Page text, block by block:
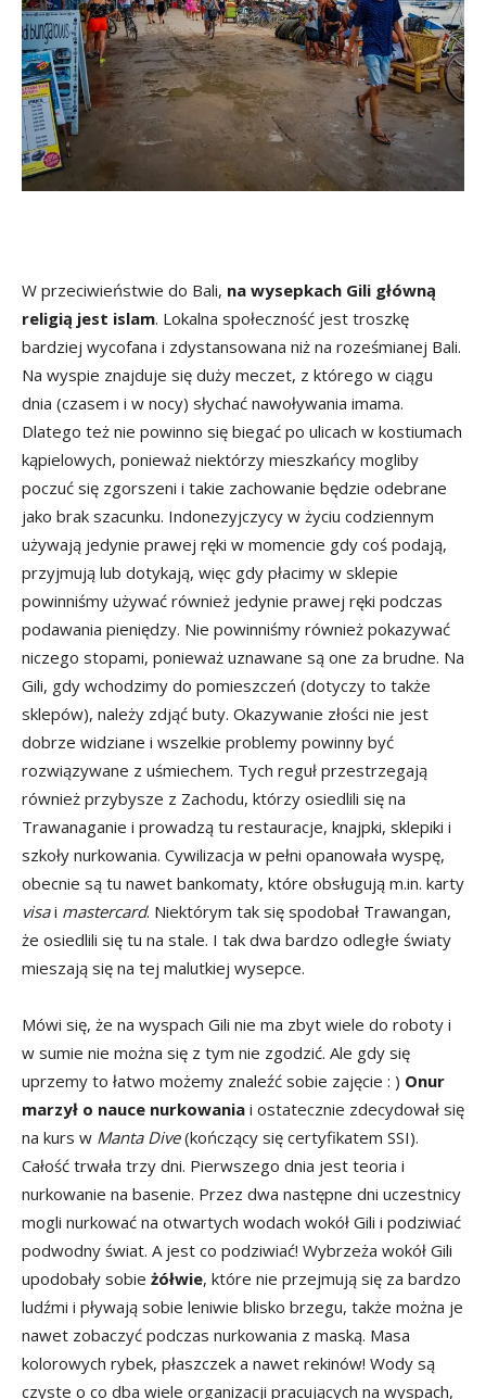
W przeciwieństwie do Bali, na wysepkach Gili główną
religią jest islam. Lokalna społeczność jest troszkę
bardziej wycofana i zdystansowana niż na roześmianej Bali.
Na wyspie znajduje się duży meczet, z którego w ciągu
dnia (czasem i w nocy) słychać nawoływania imama.
Dlatego też nie powinno się biegać po ulicach w kostiumach
kąpielowych, ponieważ niektórzy mieszkańcy mogliby
poczuć się zgorszeni i takie zachowanie będzie odebrane
jako brak szacunku. Indonezyjczycy w życiu codziennym
używają jedynie prawej ręki w momencie gdy coś podają,
przyjmują lub dotykają, więc gdy płacimy w sklepie
powinniśmy używać również jedynie prawej ręki podczas
podawania pieniędzy. Nie powinniśmy również pokazywać
niczego stopami, ponieważ uznawane są one za brudne. Na
Gili, gdy wchodzimy do pomieszczeń (dotyczy to także
sklepów), należy zdjąć buty. Okazywanie złości nie jest
dobrze widziane i wszelkie problemy powinny być
rozwiązywane z uśmiechem. Tych reguł przestrzegają
również przybysze z Zachodu, którzy osiedlili się na
Trawanaganie i prowadzą tu restauracje, knajpki, sklepiki i
szkoły nurkowania. Cywilizacja w pełni opanowała wyspę,
obecnie są tu nawet bankomaty, które obsługują m.in. karty
visai mastercard. Niektórym tak się spodobał Trawangan,
że osiedlili się tu na stale. I tak dwa bardzo odległe światy
mieszają się na tej malutkiej wysepce.
Mówi się, że na wyspach Gili nie ma zbyt wiele do roboty i
w sumie nie można się z tym nie zgodzić. Ale gdy się
uprzemy to łatwo możemy znaleźć sobie zajęcie : ) Onur
marzył o nauce nurkowania i ostatecznie zdecydował się
na kurs w Manta Dive(kończący się certyfikatem SSI).
Całość trwała trzy dni. Pierwszego dnia jest teoria i
nurkowanie na basenie. Przez dwa następne dni uczestnicy
mogli nurkować na otwartych wodach wokół Gili i podziwiać
podwodny świat. A jest co podziwiać! Wybrzeża wokół Gili
upodobały sobie żółwie, które nie przejmują się za bardzo
ludźmi i pływają sobie leniwie blisko brzegu, także można je
nawet zobaczyć podczas nurkowania z maską. Masa
kolorowych rybek, płaszczek a nawet rekinów! Wody są
czyste o co dba wiele organizacji pracujących na wyspach,